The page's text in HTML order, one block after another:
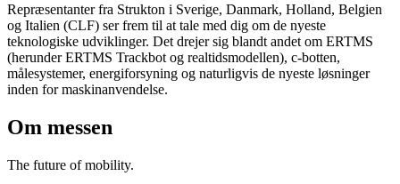
Repræsentanter fra Strukton i Sverige, Danmark, Holland, Belgien
og Italien (CLF) ser frem til at tale med dig om de nyeste
teknologiske udviklinger. Det drejer sig blandt andet om ERTMS
(herunder ERTMS Trackbot og realtidsmodellen), c-botten,
målesystemer, energiforsyning og naturligvis de nyeste løsninger
inden for maskinanvendelse.
Om messen
The future of mobility.